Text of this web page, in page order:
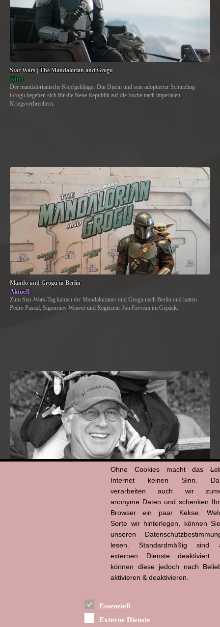
Star Wars | The Mandalorian and Grogu
Kino
Der mandalorianische Kopfgeldjäger Din Djarin und sein adoptierter Schützling
Grogu begeben sich für die Neue Republik auf die Suche nach imperialen
Kriegsverbrechern.
Mando und Grogu in Berlin
Aktuell
Zum Star-Wars-Tag kamen der Mandalorianer und Grogu nach Berlin und hatten
Pedro Pascal, Sigourney Weaver und Regisseur Jon Favreau im Gepäck.
Ohne Cookies macht das
Internet keinen Sinn.
verarbeiten auch wir
anonyme Daten und schenken
Browser ein paar Kekse.
Sorte wir hinterlegen, können
unseren
lesen. Standardmäßig sind
externen Dienste deaktiviert.
können diese jedoch nach
aktivieren & deaktivieren.
Essenziell
Externe Dienste